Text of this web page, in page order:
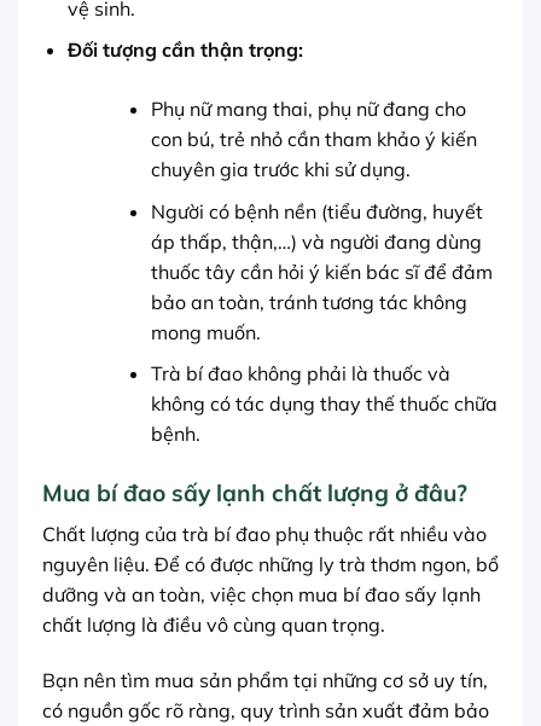
vệ sinh.
Đối tượng cần thận trọng:
Phụ nữ mang thai, phụ nữ đang cho
con bú, trẻ nhỏ cần tham khảo ý kiến
chuyên gia trước khi sử dụng.
Người có bệnh nền (tiểu đường, huyết
áp thấp, thận,…) và người đang dùng
thuốc tây cần hỏi ý kiến bác sĩ để đảm
bảo an toàn, tránh tương tác không
mong muốn.
Trà bí đao không phải là thuốc và
không có tác dụng thay thế thuốc chữa
bệnh.
Mua bí đao sấy lạnh chất lượng ở đâu?
Chất lượng của trà bí đao phụ thuộc rất nhiều vào
nguyên liệu. Để có được những ly trà thơm ngon, bổ
dưỡng và an toàn, việc chọn mua bí đao sấy lạnh
chất lượng là điều vô cùng quan trọng.
Bạn nên tìm mua sản phẩm tại những cơ sở uy tín,
có nguồn gốc rõ ràng, quy trình sản xuất đảm bảo